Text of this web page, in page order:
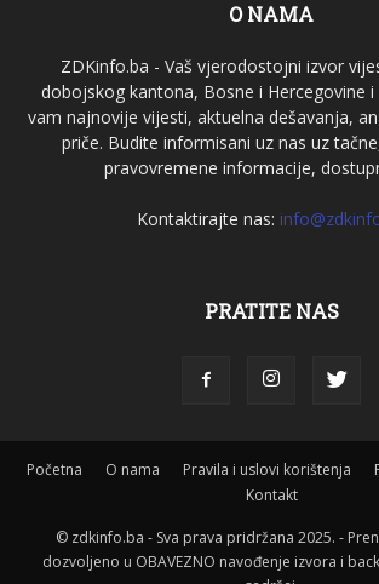
O NAMA
ZDKinfo.ba - Vaš vjerodostojni izvor
dobojskog kantona, Bosne i Hercegovine
vam najnovije vijesti, aktuelna dešavanja,
priče. Budite informisani uz nas uz
pravovremene informacije,
Kontaktirajte nas:
PRATITE NAS
Početna O nama Pravila i uslovi korištenja
Kontakt
© zdkinfo.ba - Sva prava pridržana 2025. -
dozvoljeno u OBAVEZNO navođenje izvora i